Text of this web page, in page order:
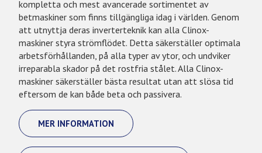
kompletta och mest avancerade sortimentet av
betmaskiner som finns tillgängliga idag i världen. Genom
att utnyttja deras inverterteknik kan alla Clinox-
maskiner styra strömflödet. Detta säkerställer optimala
arbetsförhållanden, på alla typer av ytor, och undviker
irreparabla skador på det rostfria stålet. Alla Clinox-
maskiner säkerställer bästa resultat utan att slösa tid
eftersom de kan både beta och passivera.
MER INFORMATION